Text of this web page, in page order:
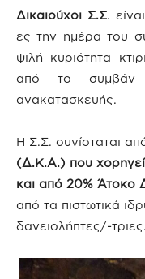
Δικαιούχοι Σ.Σ.
ες την ημέρα του
ψιλή κυριότητα
από το συμβάν
ανακατασκευής.
H Σ.Σ. συνίσταται
(Δ.Κ.Α.) που
και από 20% Άτοκο
από τα πιστωτικά
δανειολήπτες/-